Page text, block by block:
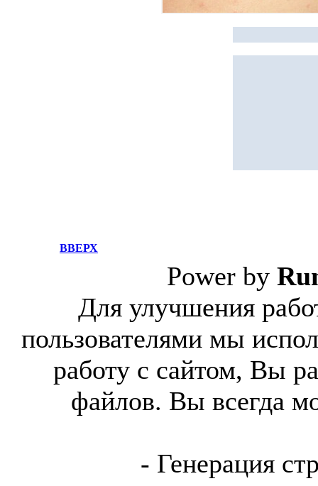
ВВЕРХ
Power by
Для улучшения
пользователями мы
работу с сайтом, Вы
файлов. Вы всегда
- Генерация